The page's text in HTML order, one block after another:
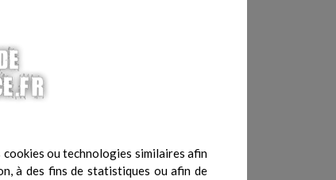
ou technologies similaires afin
à des fins de statistiques ou afin de